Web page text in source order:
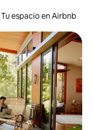
Tu espacio en Airbnb